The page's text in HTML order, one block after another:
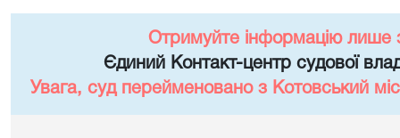
Отримуйте інформацію лише
Єдиний Контакт-центр судової
Увага, суд перейменовано з Котовський